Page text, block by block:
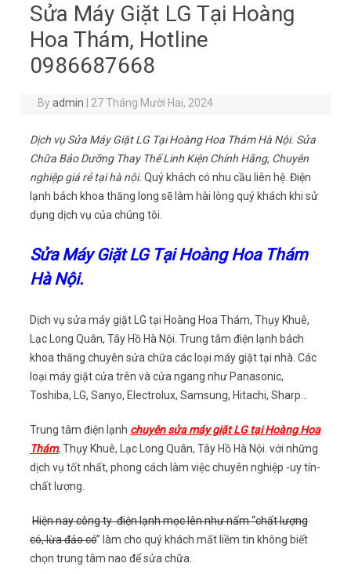
Sửa Máy Giặt LG Tại Hoàng
Hoa Thám, Hotline
0986687668
Byadmin 27 Tháng Mười Hai, 2024
Dịch vụ Sửa Máy Giặt LG Tại Hoàng Hoa Thám Hà Nội. Sửa
Chữa Bảo Dưỡng Thay Thế Linh Kiện Chính Hãng, Chuyên
nghiệp giá rẻ tại hà nội. Quý khách có nhu cầu liên hệ. Điện
lạnh bách khoa thăng long sẽ làm hài lòng quý khách khi sử
dụng dịch vụ của chúng tôi.
Sửa Máy Giặt LG Tại Hoàng Hoa Thám
Hà Nội.
Dịch vụ sửa máy giặt LG tại Hoàng Hoa Thám, Thụy Khuê,
Lạc Long Quân, Tây Hồ Hà Nội. Trung tâm điện lạnh bách
khoa thăng chuyên sửa chữa các loại máy giặt tại nhà. Các
loại máy giặt cửa trên và cửa ngang như Panasonic,
Toshiba, LG, Sanyo, Electrolux, Samsung, Hitachi, Sharp…
Trung tâm điện lạnh chuyên sửa máy giặt LG tại Hoàng Hoa
Thám, Thụy Khuê, Lạc Long Quân, Tây Hồ Hà Nội. với những
dịch vụ tốt nhất, phong cách làm việc chuyên nghiệp -uy tín-
chất lượng.
Hiện nay công ty điện lạnh mọc lên như nấm “chất lượng
có, lừa đảo có” làm cho quý khách mất liềm tin không biết
chọn trung tâm nao để sửa chữa.